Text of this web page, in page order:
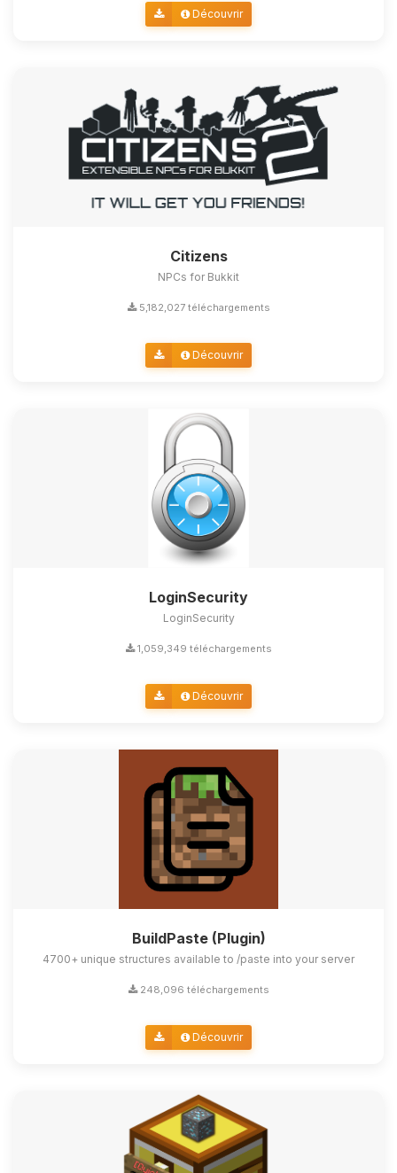
Découvrir
Citizens
NPCs for Bukkit
5,182,027 téléchargements
Découvrir
LoginSecurity
LoginSecurity
1,059,349 téléchargements
Découvrir
BuildPaste (Plugin)
4700+ unique structures available to /paste into your server
248,096 téléchargements
Découvrir